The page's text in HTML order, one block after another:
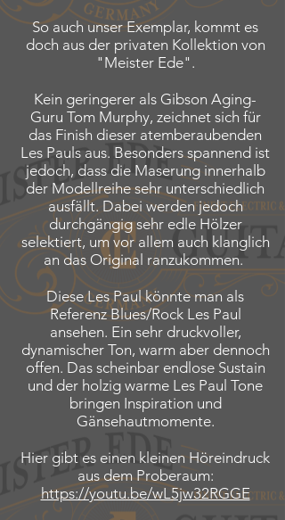
So auch unser Exemplar, kommt es
doch aus der privaten Kollektion von
"Meister Ede".
Kein geringerer als Gibson Aging-
Guru Tom Murphy, zeichnet sich für
das Finish dieser atemberaubenden
Les Pauls aus. Besonders spannend ist
jedoch, dass die Maserung innerhalb
der Modellreihe sehr unterschiedlich
ausfällt. Dabei werden jedoch
durchgängig sehr edle Hölzer
selektiert, um vor allem auch klanglich
an das Original ranzukommen.
Diese Les Paul könnte man als
Referenz Blues/Rock Les Paul
ansehen. Ein sehr druckvoller,
dynamischer Ton, warm aber dennoch
offen. Das scheinbar endlose Sustain
und der holzig warme Les Paul Tone
bringen Inspiration und
Gänsehautmomente.
Hier gibt es einen kleinen Höreindruck
aus dem Proberaum:
https://youtu.be/wL5jw32RGGE